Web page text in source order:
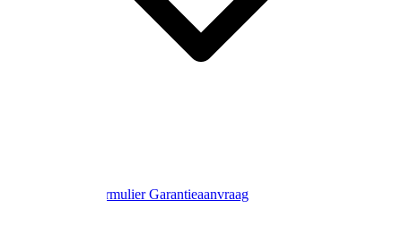
RetourformulierGarantieaanvraag